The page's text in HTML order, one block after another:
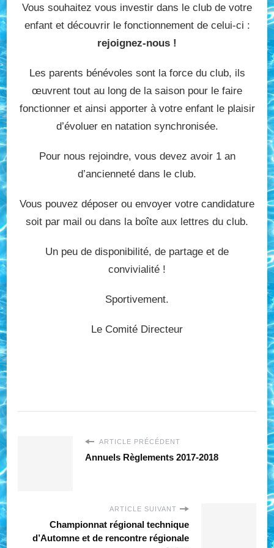
Vous souhaitez vous investir dans le club de votre
enfant et découvrir le fonctionnement de celui-ci :
rejoignez-nous !
Les parents bénévoles sont la force du club, ils
œuvrent tout au long de la saison pour le faire
fonctionner et ainsi apporter à votre enfant le plaisir
d’évoluer en natation synchronisée.
Pour nous rejoindre, vous devez avoir 1 an
d’ancienneté dans le club.
Vous pouvez déposer ou envoyer votre candidature
soit par mail ou dans la boîte aux lettres du club.
Un peu de disponibilité, de partage et de
convivialité !
Sportivement.
Le Comité Directeur
ARTICLE PRÉCÉDENT
Annuels Règlements 2017-2018
ARTICLE SUIVANT
Championnat régional technique
d’Automne et de rencontre régionale